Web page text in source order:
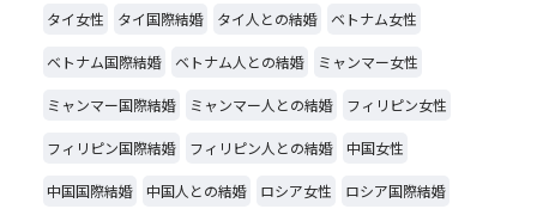
タイ女性 タイ国際結婚 タイ人との結婚 ベトナム女性
ベトナム国際結婚 ベトナム人との結婚 ミャンマー女性
ミャンマー国際結婚 ミャンマー人との結婚 フィリピン女性
フィリピン国際結婚 フィリピン人との結婚 中国女性
中国国際結婚 中国人との結婚 ロシア女性 ロシア国際結婚